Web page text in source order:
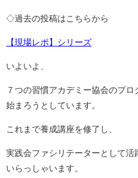
◇過去の投稿はこちらから
【現場レポ】シリーズ
いよいよ、
７つの習慣アカデミー協会のプ
始まろうとしています。
これまで養成講座を修了し、
実践会ファシリテーターとして
いらっしゃいます。